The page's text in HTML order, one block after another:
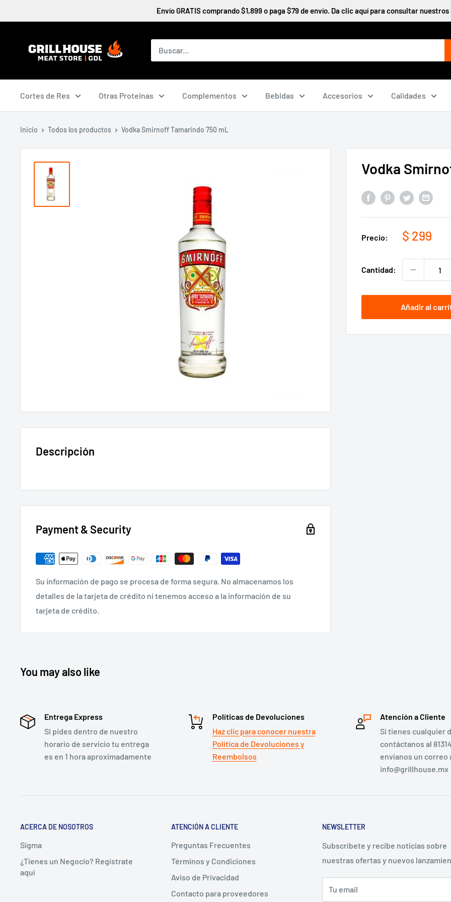
directamente
contenido
Envío GRATIS comprando $1,899 o paga $79 de envío. Da clic aquí para consultar
Cortes de Res Otras Proteinas Complementos Bebidas Accesorios Calidades
Inicio Todos los productos Vodka Smirnoff Tamarindo 750 mL
Vodka
Precio:
Precio
venta
$ 299
Cantidad:
Añadir al
Descripción
Payment & Security
Su información de pago se procesa de forma segura. No almacenamos los
detalles de la tarjeta de crédito ni tenemos acceso a la información de su
tarjeta de crédito.
You may also like
Entrega Express
Si pides dentro de nuestro
horario de servicio tu entrega
es en 1 hora aproximadamente
Políticas de Devoluciones
Haz clic para conocer nuestra
Política de Devoluciones y
Reembolsos
Atención a Cliente
Si tienes cualquier
contáctanos al
envíanos un correo
info@grillhouse.mx
ACERCA DE NOSOTROS
Sigma
¿Tienes un Negocio? Regístrate
aquí
ATENCIÓN A CLIENTE
Preguntas Frecuentes
Términos y Condiciones
Aviso de Privacidad
Contacto para proveedores
NEWSLETTER
Subscríbete y recibe noticias sobre
nuestras ofertas y nuevos
Tu email